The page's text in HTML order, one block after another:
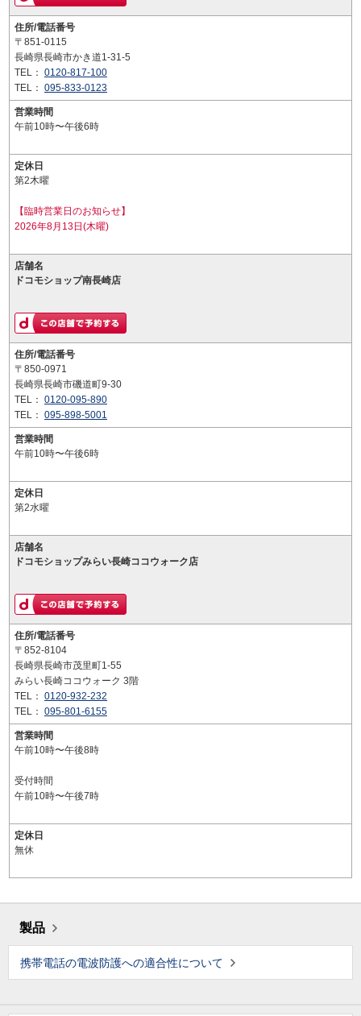
住所/電話番号
〒851-0115
長崎県長崎市かき道1-31-5
TEL： 0120-817-100
TEL： 095-833-0123
営業時間
午前10時〜午後6時
定休日
第2木曜
【臨時営業日のお知らせ】
2026年8月13日(木曜)
店舗名
ドコモショップ南長崎店
住所/電話番号
〒850-0971
長崎県長崎市磯道町9-30
TEL： 0120-095-890
TEL： 095-898-5001
営業時間
午前10時〜午後6時
定休日
第2水曜
店舗名
ドコモショップみらい長崎ココウォーク店
住所/電話番号
〒852-8104
長崎県長崎市茂里町1-55
みらい長崎ココウォーク 3階
TEL： 0120-932-232
TEL： 095-801-6155
営業時間
午前10時〜午後8時
受付時間
午前10時〜午後7時
定休日
無休
製品
携帯電話の電波防護への適合性について